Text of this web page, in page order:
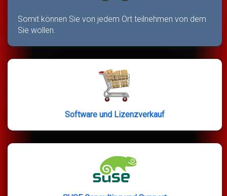
Somit können Sie von jedem Ort teilnehmen von dem
Sie wollen.
Software und Lizenzverkauf